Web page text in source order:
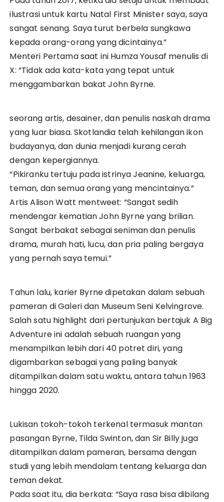
ilustrasi untuk kartu Natal First Minister saya, saya
sangat senang. Saya turut berbela sungkawa
kepada orang-orang yang dicintainya.”
Menteri Pertama saat ini Humza Yousaf menulis di
X: “Tidak ada kata-kata yang tepat untuk
menggambarkan bakat John Byrne.
seorang artis, desainer, dan penulis naskah drama
yang luar biasa. Skotlandia telah kehilangan ikon
budayanya, dan dunia menjadi kurang cerah
dengan kepergiannya.
“Pikiranku tertuju pada istrinya Jeanine, keluarga,
teman, dan semua orang yang mencintainya.”
Artis Alison Watt mentweet: “Sangat sedih
mendengar kematian John Byrne yang brilian.
Sangat berbakat sebagai seniman dan penulis
drama, murah hati, lucu, dan pria paling bergaya
yang pernah saya temui.”
Tahun lalu, karier Byrne dipetakan dalam sebuah
pameran di Galeri dan Museum Seni Kelvingrove.
Salah satu highlight dari pertunjukan bertajuk A Big
Adventure ini adalah sebuah ruangan yang
menampilkan lebih dari 40 potret diri, yang
digambarkan sebagai yang paling banyak
ditampilkan dalam satu waktu, antara tahun 1963
hingga 2020.
Lukisan tokoh-tokoh terkenal termasuk mantan
pasangan Byrne, Tilda Swinton, dan Sir Billy juga
ditampilkan dalam pameran, bersama dengan
studi yang lebih mendalam tentang keluarga dan
teman dekat.
Pada saat itu, dia berkata: “Saya rasa bisa dibilang